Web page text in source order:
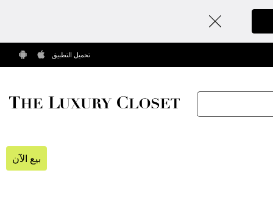
تحميل التطبيق
بيع الآن